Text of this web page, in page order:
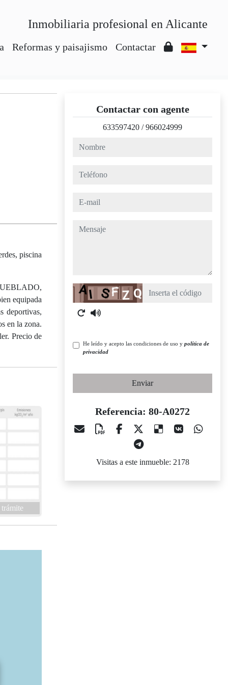
Inmobiliaria profesional en Alicante
Reformas y paisajismo Contactar
piscina
equipada
deportivas,
en la zona.
Precio de
Contactar con agente
633597420 /966024999
nombre
teléfono
e-mail
mensaje
Captcha
He leído y acepto las condiciones de uso y política de
privacidad
Enviar
Referencia: 80-A0272
Visitas a este inmueble: 2178